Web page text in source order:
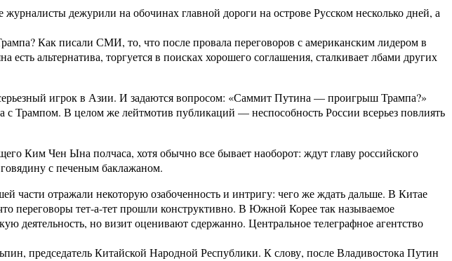
дежурили на обочинах главной дороги на острове Русском несколько дней, а
Как писали СМИ, то, что после провала переговоров с американским лидером в
альтернатива, торгуется в поисках хорошего соглашения, сталкивает лбами других
игрок в Азии. И задаются вопросом: «Саммит Путина — проигрыш Трампа?»
Трампом. В целом же лейтмотив публикаций — неспособность России всерьез повлиять
Ким Чен Ына полчаса, хотя обычно все бывает наоборот: ждут главу российского
с печеным баклажаном.
отражали некоторую озабоченность и интригу: чего же ждать дальше. В Китае
переговоры тет-а-тет прошли конструктивно. В Южной Корее так называемое
но визит оценивают сдержанно. Центральное телеграфное агентство
председатель Китайской Народной Республики. К слову, после Владивостока Путин